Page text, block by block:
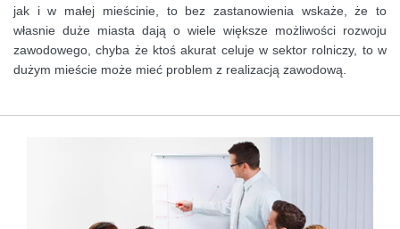
jak i w małej mieścinie, to bez zastanowienia wskaże, że to
własnie duże miasta dają o wiele większe możliwości rozwoju
zawodowego, chyba że ktoś akurat celuje w sektor rolniczy, to w
dużym mieście może mieć problem z realizacją zawodową.